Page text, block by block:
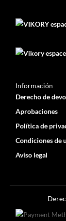
Información
Derecho de
Aprobaciones
Política de
Condiciones de
Aviso legal